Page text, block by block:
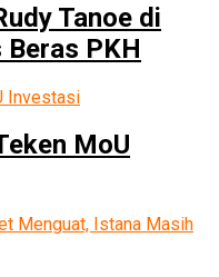
Tanoe di
PKH
MoU